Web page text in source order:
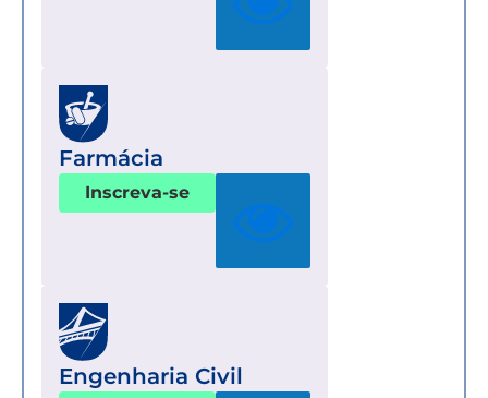
Farmácia
Inscreva-se
Engenharia Civil